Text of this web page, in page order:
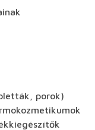
porok)